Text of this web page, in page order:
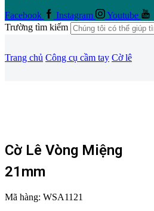
Facebook Instagram
Youtube
Trường tìm kiếm
Trang chủ Công cụ cầm tay Cờ lê
Cờ Lê Vòng Miệng
21mm
Mã hàng: WSA1121